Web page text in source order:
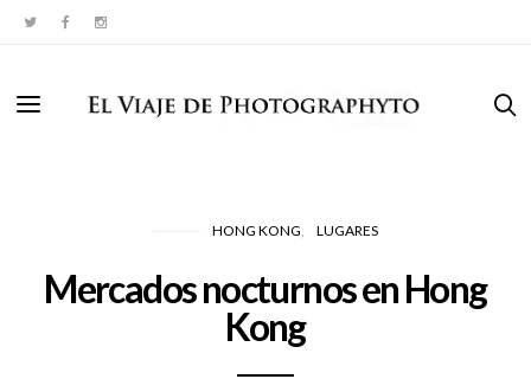
HONG KONG LUGARES
Mercados nocturnos en Hong
Kong